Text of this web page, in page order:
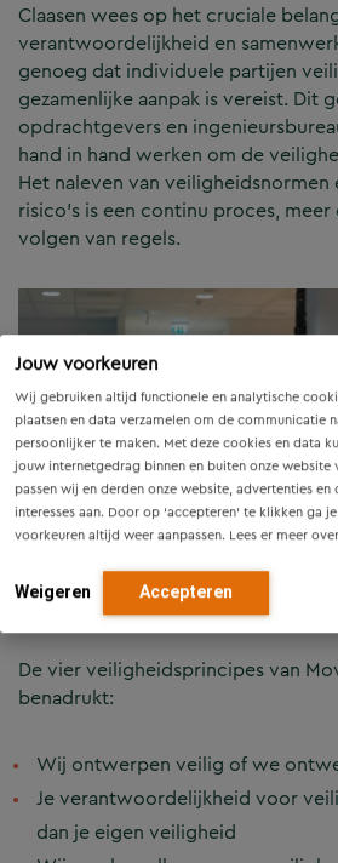
Jouw voorkeuren
Wij gebruiken altijd functionele en analytische
plaatsen en data verzamelen om de communicatie
persoonlijker te maken. Met deze cookies en data
jouw internetgedrag binnen en buiten onze website
passen wij en derden onze website, advertenties
interesses aan. Door op ‘accepteren’ te klikken ga
voorkeuren altijd weer aanpassen. Lees er meer
Weigeren Accepteren
Claasen wees op het cruciale
verantwoordelijkheid en
genoeg dat individuele partijen
gezamenlijke aanpak is vereist. Dit
opdrachtgevers en
hand in hand werken om de
Het naleven van veiligheidsnormen
risico’s is een continu proces,
volgen van regels.
De vier veiligheidsprincipes van
benadrukt:
Wij ontwerpen veilig of we
Je verantwoordelijkheid voor
dan je eigen veiligheid